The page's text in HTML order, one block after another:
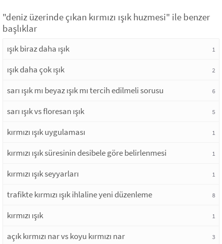
"deniz üzerinde çıkan kırmızı ışık huzmesi" ile benzer
başlıklar
ışık biraz daha ışık 1
ışık daha çok ışık 2
sarı ışık mı beyaz ışık mı tercih edilmeli sorusu 6
sarı ışık vs floresan ışık 5
kırmızı ışık uygulaması 1
kırmızı ışık süresinin desibele göre belirlenmesi 1
kırmızı ışık seyyarları 1
trafikte kırmızı ışık ihlaline yeni düzenleme 8
kırmızı ışık 1
açık kırmızı nar vs koyu kırmızı nar 3